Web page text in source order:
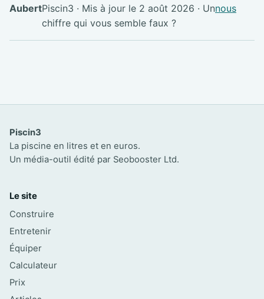
AubertPiscin3 · Mis à jour le 2 août 2026 · Un
chiffre qui vous semble faux ?
nous
Piscin3
La piscine en litres et en euros.
Un média-outil édité par Seobooster Ltd.
Le site
Construire
Entretenir
Équiper
Calculateur
Prix